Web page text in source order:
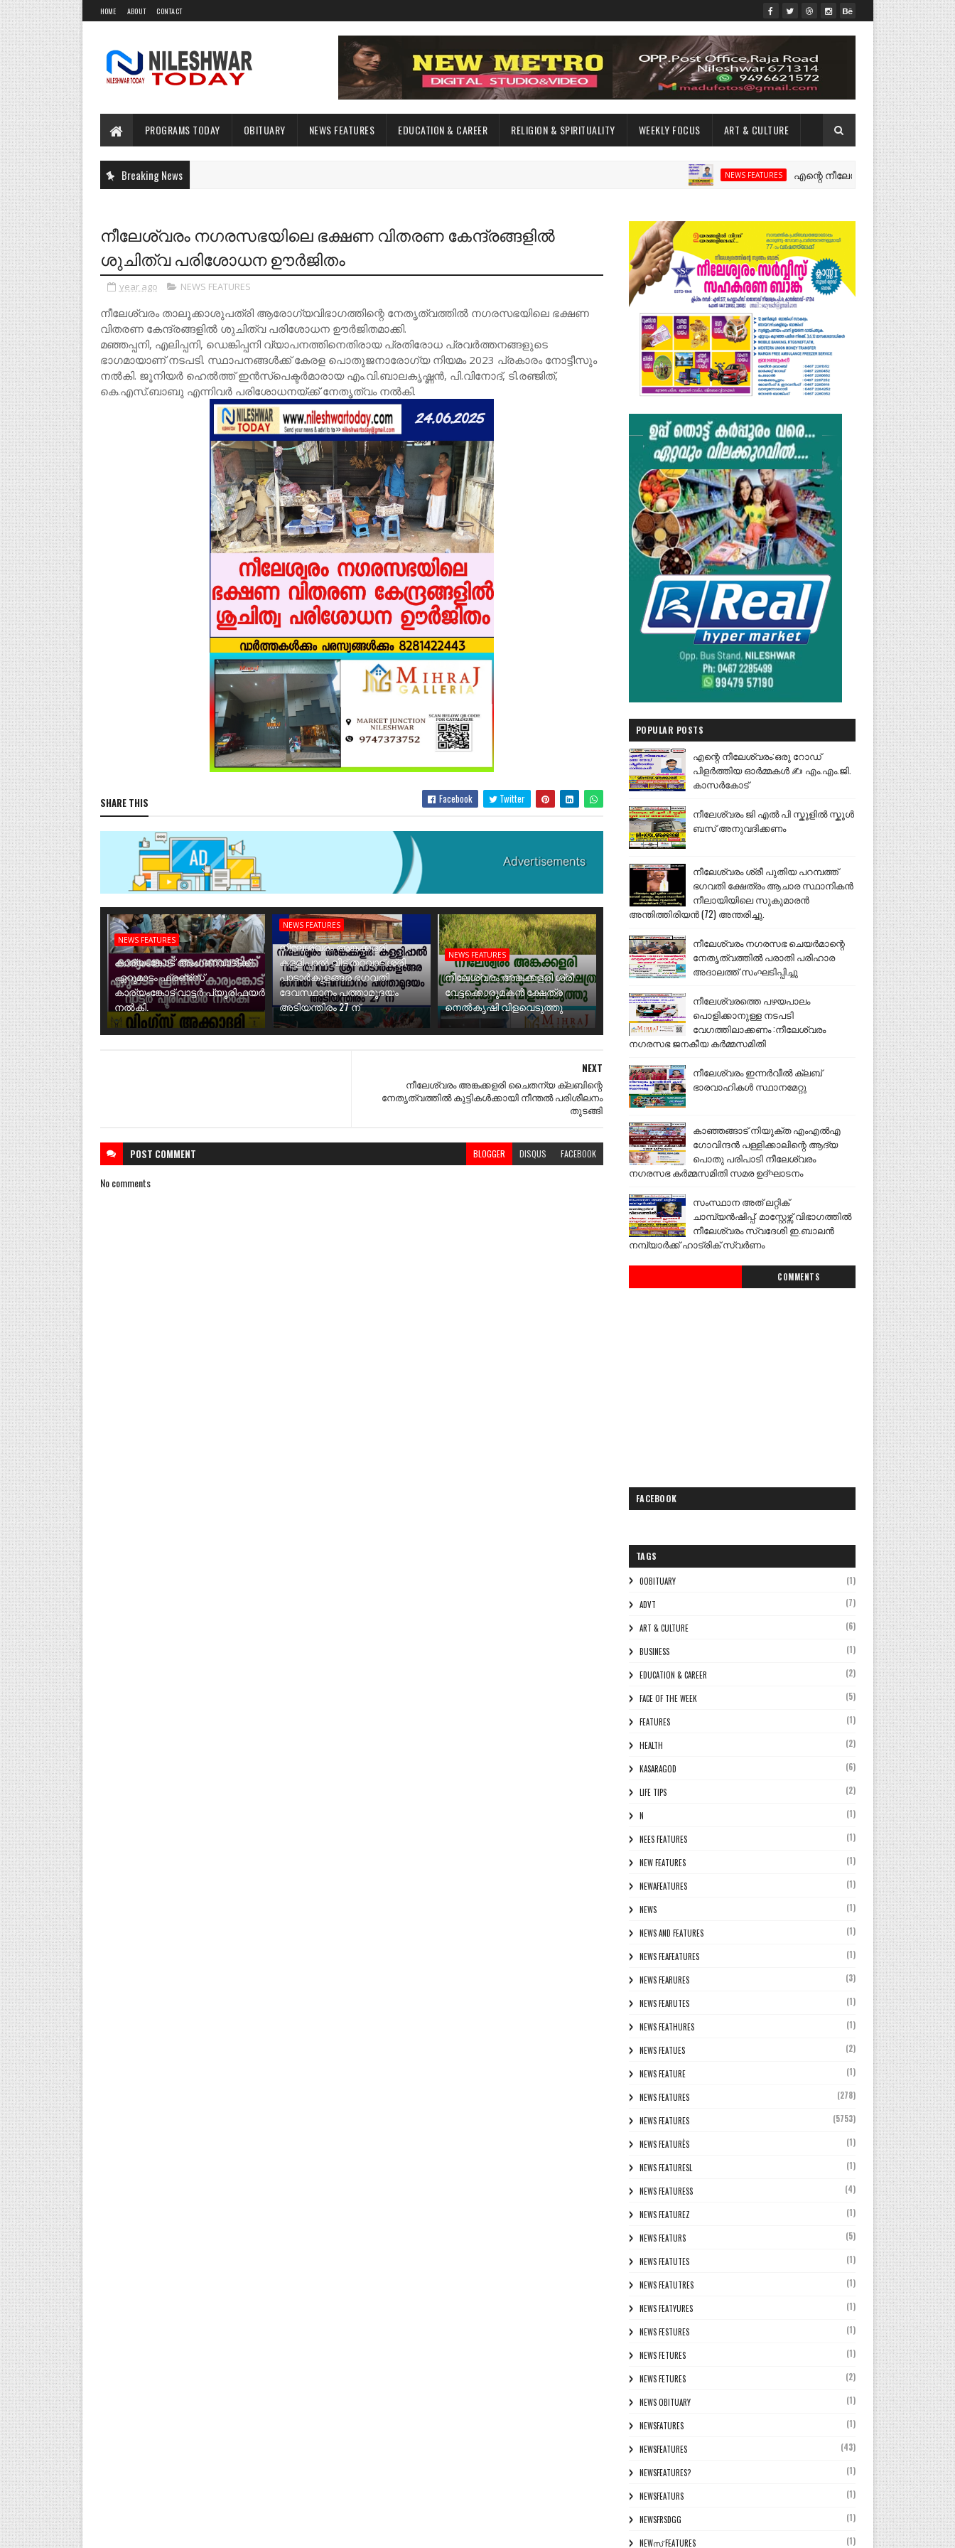
HOME ABOUT CONTACT
PROGRAMS TODAY OBITUARY NEWS FEATURES EDUCATION & CAREER RELIGION & SPIRITUALITY WEEKLY FOCUS ART & CULTURE
Breaking News NEWS FEATURES എന്റെ നീലേശ്വരം:ഒരു റോഡ്
നീലേശ്വരം നഗരസഭയിലെ ഭക്ഷണ വിതരണ കേന്ദ്രങ്ങളിൽ
ശുചിത്വ പരിശോധന ഊർജിതം
year ago NEWS FEATURES
നീലേശ്വരം താലൂക്കാശുപത്രി ആരോഗ്യവിഭാഗത്തിന്റെ നേതൃത്വത്തിൽ നഗരസഭയിലെ ഭക്ഷണ
വിതരണ കേന്ദ്രങ്ങളിൽ ശുചിത്വ പരിശോധന ഊർജിതമാക്കി.
മഞ്ഞപ്പനി, എലിപ്പനി, ഡെങ്കിപ്പനി വ്യാപനത്തിനെതിരായ പ്രതിരോധ പ്രവർത്തനങ്ങളുടെ
ഭാഗമായാണ് നടപടി. സ്ഥാപനങ്ങൾക്ക് കേരള പൊതുജനാരോഗ്യ നിയമം 2023 പ്രകാരം നോട്ടീസും
നൽകി. ജൂനിയർ ഹെൽത്ത് ഇൻസ്പെക്ടർമാരായ എം.വി.ബാലകൃഷ്ണൻ, പി.വിനോദ്, ടി.രഞ്ജിത്,
കെ.എസ്.ബാബു എന്നിവർ പരിശോധനയ്ക്ക് നേതൃത്വം നൽകി.
SHARE THIS Facebook Twitter
NEWS FEATURES
കാര്യംങ്കോട് അംഗണവാടിക്ക്
ഏറുമാടം ഫ്രണ്ട്സ്
കാര്യംങ്കോട് വാട്ടർ പ്യൂരിഫയർ
നൽകി.
NEWS FEATURES
നീലേശ്വരം അങ്കക്കളരി
കള്ളിപ്പാൽ വീട് തറവാട് ശ്രീ
പാടാർകുളങ്ങര ഭഗവതി
ദേവസ്ഥാനം പത്താമുദയം
അടിയന്തിരം 27 ന്
NEWS FEATURES
നീലേശ്വരം അങ്കക്കളരി ശ്രീ
വേട്ടക്കൊരുമകൻ ക്ഷേത്ര
നെൽകൃഷി വിളവെടുത്തു
NEXT
നീലേശ്വരം അങ്കക്കളരി ചൈതന്യ ക്ലബിന്റെ
നേതൃത്വത്തിൽ കുട്ടികൾക്കായി നീന്തൽ പരിശീലനം
തുടങ്ങി
POST COMMENT BLOGGER DISQUS FACEBOOK
No comments
POPULAR POSTS
എന്റെ നീലേശ്വരം:ഒരു റോഡ്
പിളർത്തിയ ഓർമ്മകൾ ✍️ എം.എം.ജി.
കാസർകോട്
നീലേശ്വരം ജി എൽ പി സ്കൂളിൽ സ്കൂൾ
ബസ് അനുവദിക്കണം
നീലേശ്വരം ശ്രീ പുതിയ പറമ്പത്ത്
ഭഗവതി ക്ഷേത്രം ആചാര സ്ഥാനികൻ
നീലായിയിലെ സുകുമാരൻ
അന്തിത്തിരിയൻ (72) അന്തരിച്ചു.
നീലേശ്വരം നഗരസഭ ചെയർമാന്റെ
നേതൃത്വത്തിൽ പരാതി പരിഹാര
അദാലത്ത് സംഘടിപ്പിച്ചു
നീലേശ്വരത്തെ പഴയപാലം
പൊളിക്കാനുള്ള നടപടി
വേഗത്തിലാക്കണം :നീലേശ്വരം
നഗരസഭ ജനകീയ കർമ്മസമിതി
നീലേശ്വരം ഇന്നർവീൽ ക്ലബ്
ഭാരവാഹികൾ സ്ഥാനമേറ്റു
കാഞ്ഞങ്ങാട് നിയുക്ത എംഎൽഎ
ഗോവിന്ദൻ പള്ളിക്കാലിന്റെ ആദ്യ
പൊതു പരിപാടി നീലേശ്വരം
നഗരസഭ കർമ്മസമിതി സമര ഉദ്ഘാടനം
സംസ്ഥാന അത് ലറ്റിക്
ചാമ്പ്യൻഷിപ്പ്: മാസ്റ്റേഴ്സ് വിഭാഗത്തിൽ
നീലേശ്വരം സ്വദേശി ഇ.ബാലൻ
നമ്പ്യാർക്ക് ഹാട്രിക് സ്വർണം
COMMENTS
FACEBOOK
TAGS
0OBITUARY (1)
ADVT (7)
ART & CULTURE (6)
BUSINESS (1)
EDUCATION & CAREER (2)
FACE OF THE WEEK (5)
FEATURES (1)
HEALTH (2)
KASARAGOD (6)
LIFE TIPS (2)
N (1)
NEES FEATURES (1)
NEW FEATURES (1)
NEWAFEATURES (1)
NEWS (1)
NEWS AND FEATURES (1)
NEWS FEAFEATURES (1)
NEWS FEARURES (3)
NEWS FEARUTES (1)
NEWS FEATHURES (1)
NEWS FEATUES (2)
NEWS FEATURE (1)
NEWS FEATURES (278)
NEWS FEATURES (5753)
NEWS FEATURÈS (1)
NEWS FEATURESL (1)
NEWS FEATURESS (4)
NEWS FEATUREZ (1)
NEWS FEATURS (5)
NEWS FEATUTES (1)
NEWS FEATUTRES (1)
NEWS FEATYURES (1)
NEWS FESTURES (1)
NEWS FETURES (1)
NEWS FETURES (2)
NEWS OBITUARY (1)
NEWSFATURES (1)
NEWSFEATURES (43)
NEWSFEATURES? (1)
NEWSFEATURS (1)
NEWSFRSDGG (1)
NEWസ് FEATURES (1)